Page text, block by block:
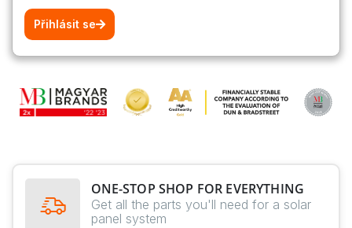
Přihlásit se
ONE-STOP SHOP FOR EVERYTHING
Get all the parts you'll need for a solar
panel system